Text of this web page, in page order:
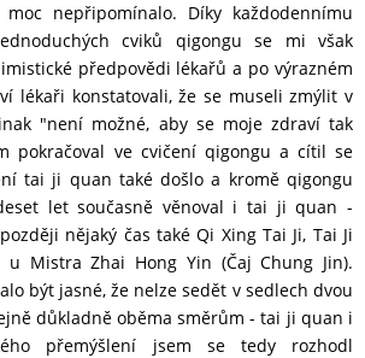
nepřipomínalo. Díky každodennímu
cviků qigongu se mi však
předpovědi lékařů a po výrazném
lékaři konstatovali, že se museli zmýlit v
"není možné, aby se moje zdraví tak
pokračoval ve cvičení qigongu a cítil se
tai ji quan také došlo a kromě qigongu
let současně věnoval i tai ji quan -
nějaký čas také Qi Xing Tai Ji, Tai Ji
u Mistra Zhai Hong Yin (Čaj Chung Jin).
být jasné, že nelze sedět v sedlech dvou
důkladně oběma směrům - tai ji quan i
přemýšlení jsem se tedy rozhodl